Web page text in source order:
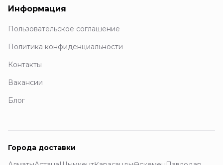
Информация
Пользовательское соглашение
Политика конфиденциальности
Контакты
Вакансии
Блог
Города доставки